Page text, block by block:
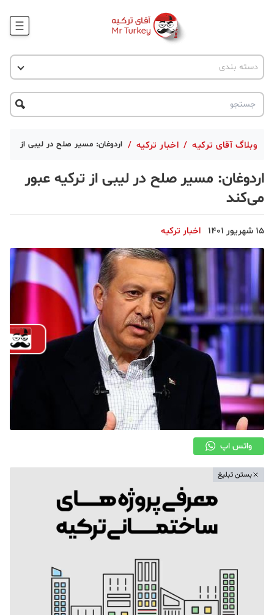
وبلاگ
جاذبه گردشگری
دسته بندی
اخبار ترکیه
پروژه ها
تحصیل در ترکیه
ترکیه گردی
حقوقی
وبلاگ آقای ترکیه / اخبار ترکیه / اردوغان: مسیر صلح در لیبی از
اردوغان: مسیر صلح در لیبی از ترکیه عبور
می‌کند
15 شهریور 1401 اخبار ترکیه
واتس اپ
بستن تبلیغ